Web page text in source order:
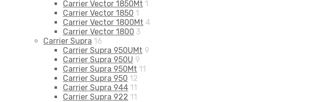
Carrier Vector 1850Mt 1
Carrier Vector 1850 1
Carrier Vector 1800Mt 4
Carrier Vector 1800 3
Carrier Supra 16
Carrier Supra 950UMt 9
Carrier Supra 950U 9
Carrier Supra 950Mt 11
Carrier Supra 950 12
Carrier Supra 944 11
Carrier Supra 922 11